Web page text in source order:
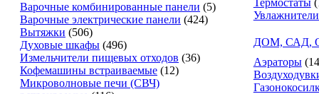
Варочные комбинированные панели (5)
Варочные электрические панели (424)
Вытяжки (506)
Духовые шкафы (496)
Измельчители пищевых отходов (36)
Кофемашины встраиваемые (12)
Микроволновые печи (СВЧ)
Термостаты
ДОМ, САД,
Аэраторы